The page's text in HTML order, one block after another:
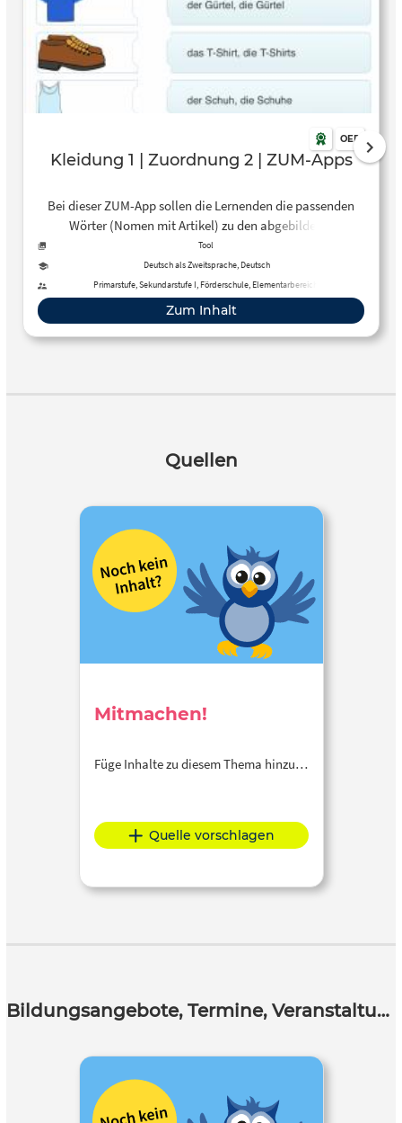
OER
Kleidung 1 | Zuordnung 2 | ZUM-Apps
Bei dieser ZUM-App sollen die Lernenden die passenden
Wörter (Nomen mit Artikel) zu den abgebildeten
Kleidungsstücken zuordnen.
Tool
Deutsch als Zweitsprache, Deutsch
Primarstufe, Sekundarstufe I, Förderschule, Elementarbereich
Zum Inhalt
Quellen
Mitmachen!
Füge Inhalte zu diesem Thema hinzu…
Quelle vorschlagen
Bildungsangebote, Termine, Veranstaltungen